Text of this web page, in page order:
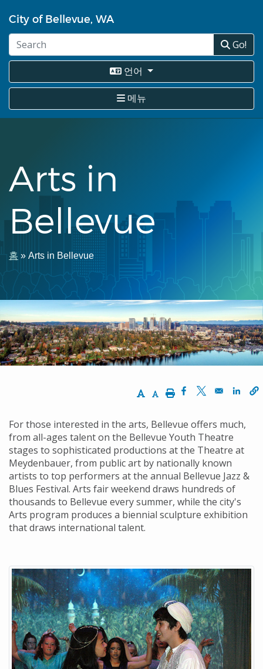
요
츠
건
뛰
City of Bellevue, WA
Go!
언어
메뉴
Arts in
Bellevue
이
동
경
로
홈 Arts in Bellevue
Increase Text Size
Decrease Text Size
PrintOpens in a new
Opens in a
For those interested in the arts, Bellevue offers much,
from all-ages talent on the Bellevue Youth Theatre
stages to sophisticated productions at the Theatre at
Meydenbauer, from public art by nationally known
artists to top performers at the annual Bellevue Jazz &
Blues Festival. Arts fair weekend draws hundreds of
thousands to Bellevue every summer, while the city's
Arts program produces a biennial sculpture exhibition
that draws international talent.